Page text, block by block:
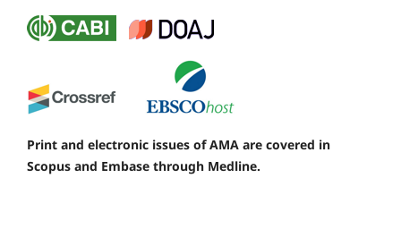
Print and electronic issues of AMA are covered in
Scopus and Embase through Medline.